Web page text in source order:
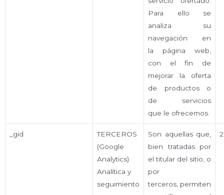
Para ello se
analiza su
navegación en
la página web,
con el fin de
mejorar la oferta
de productos o
de servicios
que le ofrecemos.
_gid
TERCEROS
(Google
Analytics)
Analítica y
seguimiento
Son aquellas que,
bien tratadas por
el titular del sitio, o
por
terceros, permiten